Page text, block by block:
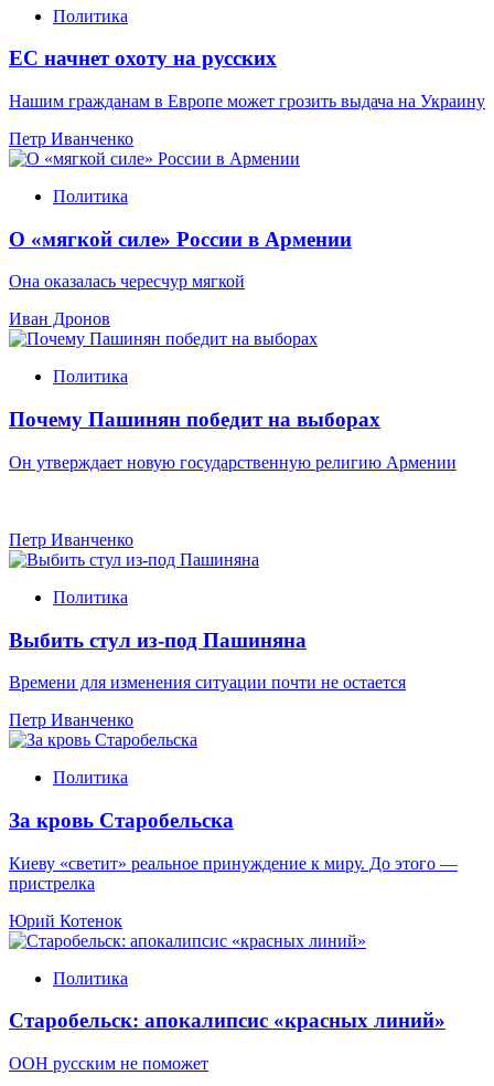
Политика
ЕС начнет охоту на русских
Нашим гражданам в Европе может грозить выдача на Украину
Петр Иванченко
Политика
О «мягкой силе» России в Армении
Она оказалась чересчур мягкой
Иван Дронов
Политика
Почему Пашинян победит на выборах
Он утверждает новую государственную религию Армении
Петр Иванченко
Политика
Выбить стул из-под Пашиняна
Времени для изменения ситуации почти не остается
Петр Иванченко
Политика
За кровь Старобельска
Киеву «светит» реальное принуждение к миру. До этого —
пристрелка
Юрий Котенок
Политика
Старобельск: апокалипсис «красных линий»
ООН русским не поможет